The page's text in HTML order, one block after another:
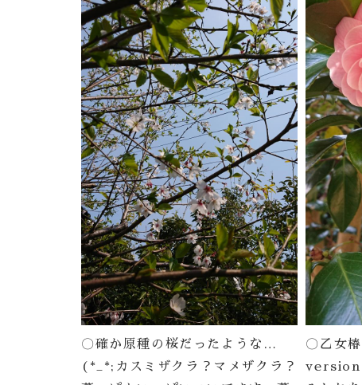
〇確か原種の桜だったような…
(*_*;カスミザクラ？マメザクラ？
〇乙女
version